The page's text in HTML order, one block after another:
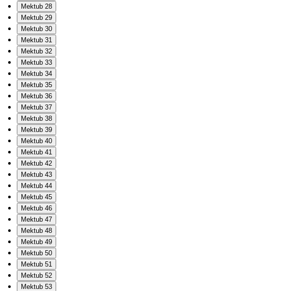
Mektub 28
Mektub 29
Mektub 30
Mektub 31
Mektub 32
Mektub 33
Mektub 34
Mektub 35
Mektub 36
Mektub 37
Mektub 38
Mektub 39
Mektub 40
Mektub 41
Mektub 42
Mektub 43
Mektub 44
Mektub 45
Mektub 46
Mektub 47
Mektub 48
Mektub 49
Mektub 50
Mektub 51
Mektub 52
Mektub 53